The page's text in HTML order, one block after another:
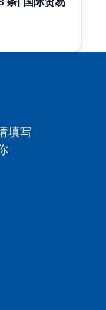
填写